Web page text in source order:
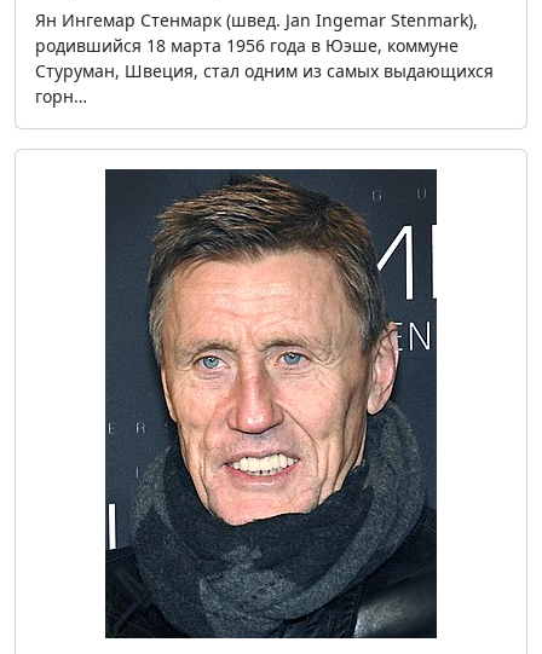
Ян Ингемар Стенмарк (швед. Jan Ingemar Stenmark),
родившийся 18 марта 1956 года в Юэше, коммуне
Стуруман, Швеция, стал одним из самых выдающихся
горн…